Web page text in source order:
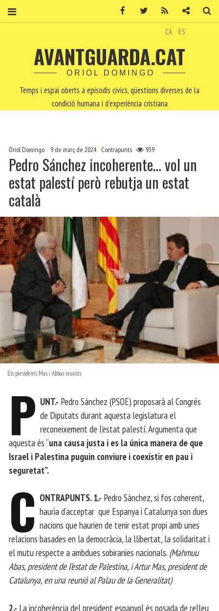
CA ES
AVANTGUARDA.CAT
ORIOL DOMINGO
Temps i espai oberts a episodis cívics, qüestions diverses de la
condició humana i d'experiència cristiana
Oriol Domingo 9 de març de 2024 Contrapunts 939
Pedro Sánchez incoherente… vol un
estat palestí però rebutja un estat
català
Els presidents Mas i Abbas reunits
P UNT.- Pedro Sánchez (PSOE) proposarà al Congrés
de Diputats durant aquesta legislatura el
reconeixement de l’estat palestí. Argumenta que
aquesta és “una causa justa i es la única manera de que
Israel i Palestina puguin conviure i coexistir en pau i
seguretat”.
C ONTRAPUNTS. 1.- Pedro Sánchez, si fos coherent,
hauria d’acceptar que Espanya i Catalunya son dues
nacions que haurien de tenir estat propi amb unes
relacions basades en la democràcia, la llibertat, la solidaritat i
el mutu respecte a ambdues sobiranies nacionals. (Mahmuu
Abas, president de l’estat de Palestina, i Artur Mas, president de
Catalunya, en una reunió al Palau de la Generalitat)
2.- La incoherència del president espanyol és posada de relleu
Facebook Twitter Contacte